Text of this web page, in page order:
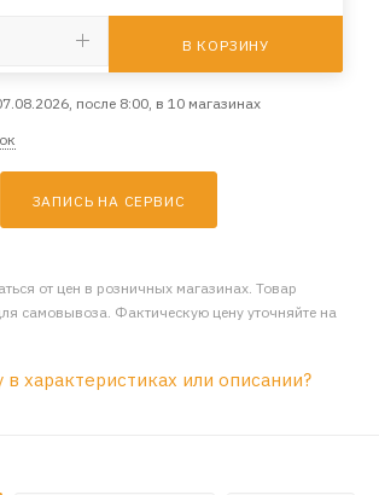
В КОРЗИНУ
после 8:00, в 10 магазинах
ЗАПИСЬ НА СЕРВИС
от цен в розничных магазинах. Товар
самовывоза. Фактическую цену уточняйте на
характеристиках или описании?